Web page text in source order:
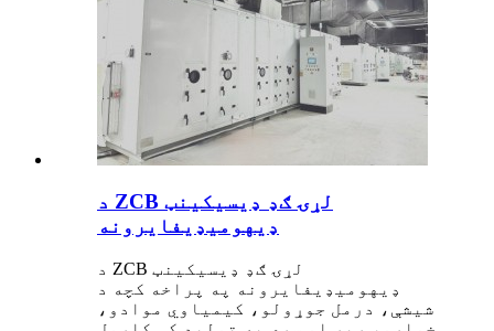
د ZCB لړۍ ګډ ډیسیکینټ
ډیهومیډیفایرونه
د ZCB لړۍ ګډ ډیسیکینټ
ډیهومیډیفایرونه په پراخه کچه د
شیشې، درمل جوړولو، کیمیاوي موادو،